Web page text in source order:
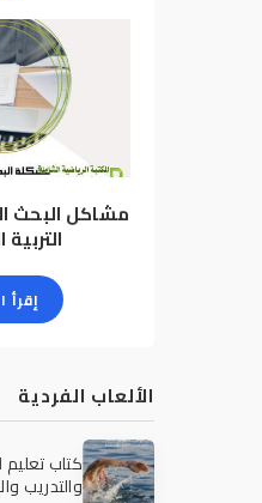
مشاكل البحث
إقرأ
الألعاب الفردية
كتاب
والتدريب